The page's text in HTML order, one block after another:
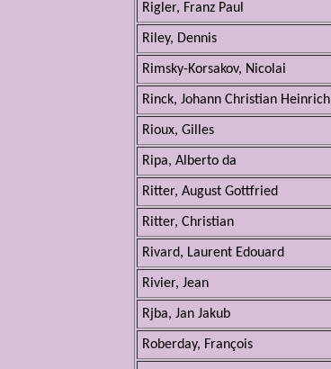
Rigler, Franz Paul
Riley, Dennis
Rimsky-Korsakov, Nicolai
Rinck, Johann Christian Heinrich
Rioux, Gilles
Ripa, Alberto da
Ritter, August Gottfried
Ritter, Christian
Rivard, Laurent Edouard
Rivier, Jean
Rjba, Jan Jakub
Roberday, François